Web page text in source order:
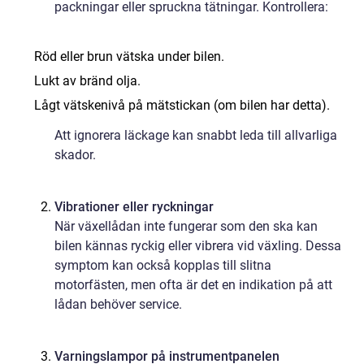
packningar eller spruckna tätningar. Kontrollera:
Röd eller brun vätska under bilen.
Lukt av bränd olja.
Lågt vätskenivå på mätstickan (om bilen har detta).
Att ignorera läckage kan snabbt leda till allvarliga
skador.
Vibrationer eller ryckningar
När växellådan inte fungerar som den ska kan
bilen kännas ryckig eller vibrera vid växling. Dessa
symptom kan också kopplas till slitna
motorfästen, men ofta är det en indikation på att
lådan behöver service.
Varningslampor på instrumentpanelen